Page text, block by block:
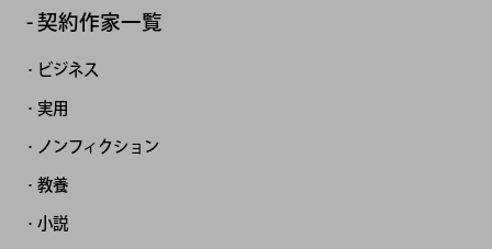
契約作家一覧
ビジネス
実用
ノンフィクション
教養
小説